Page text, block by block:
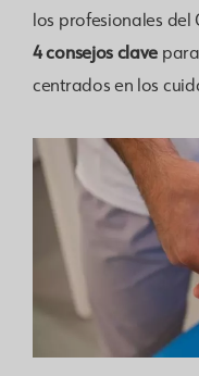
los profesionales
4 consejos clave
centrados en los